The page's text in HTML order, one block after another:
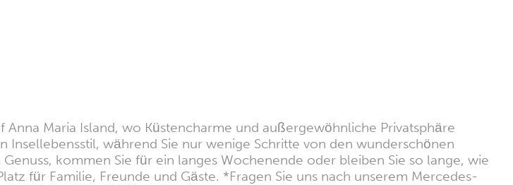
Maria Island, wo Küstencharme und außergewöhnliche Privatsphäre
während Sie nur wenige Schritte von den wunderschönen
kommen Sie für ein langes Wochenende oder bleiben Sie so lange, wie
für Familie, Freunde und Gäste. *Fragen Sie uns nach unserem Mercedes-